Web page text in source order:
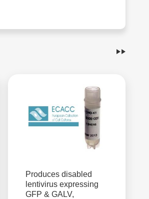
Produces disabled
lentivirus expressing
GFP & GALV,